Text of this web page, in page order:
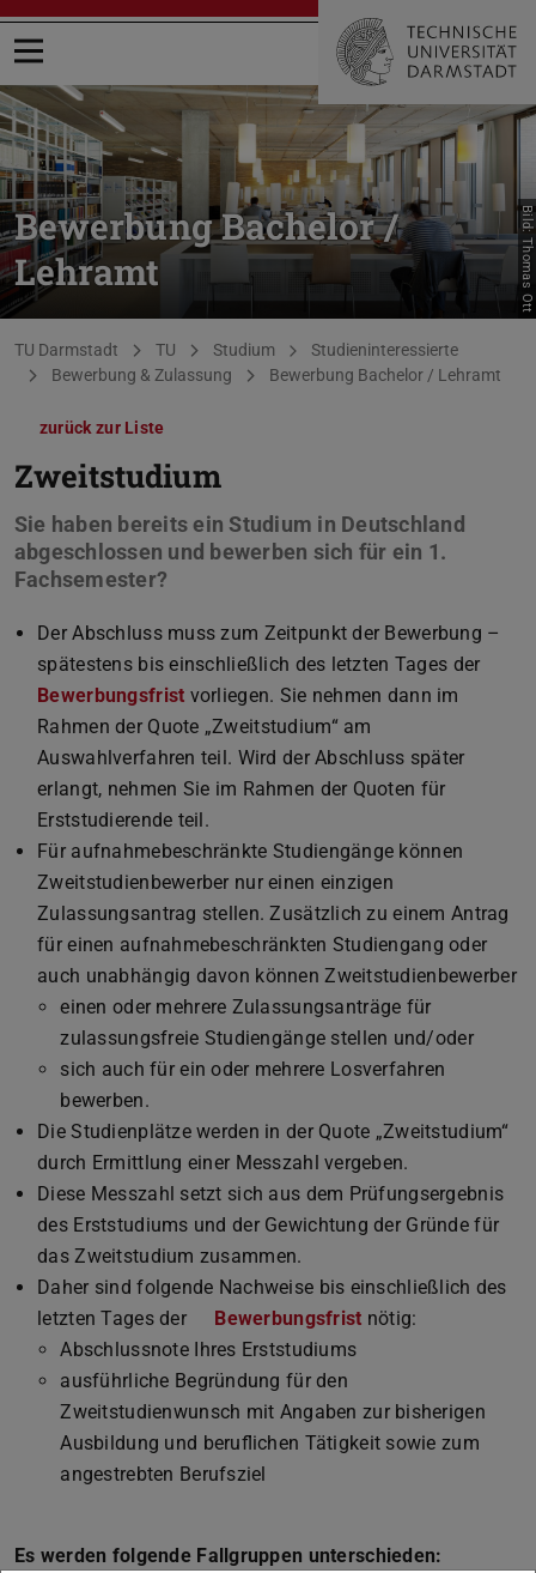
Menü öffnen
Bewerbung Bachelor /
Lehramt
Bild: Thomas Ott
Sie befinden sich hier:
TU Darmstadt TU Studium
Studieninteressierte
Bewerbung & Zulassung
Bewerbung Bachelor / Lehramt
zurück zur Liste
Zweitstudium
Sie haben bereits ein Studium in Deutschland
abgeschlossen und bewerben sich für ein 1.
Fachsemester?
Der Abschluss muss zum Zeitpunkt der Bewerbung –
spätestens bis einschließlich des letzten Tages der
Bewerbungsfrist vorliegen. Sie nehmen dann im
Rahmen der Quote „Zweitstudium“ am
Auswahlverfahren teil. Wird der Abschluss später
erlangt, nehmen Sie im Rahmen der Quoten für
Erststudierende teil.
Für aufnahmebeschränkte Studiengänge können
Zweitstudienbewerber nur einen einzigen
Zulassungsantrag stellen. Zusätzlich zu einem Antrag
für einen aufnahmebeschränkten Studiengang oder
auch unabhängig davon können Zweitstudienbewerber
einen oder mehrere Zulassungsanträge für
zulassungsfreie Studiengänge stellen und/oder
sich auch für ein oder mehrere Losverfahren
bewerben.
Die Studienplätze werden in der Quote „Zweitstudium“
durch Ermittlung einer Messzahl vergeben.
Diese Messzahl setzt sich aus dem Prüfungsergebnis
des Erststudiums und der Gewichtung der Gründe für
das Zweitstudium zusammen.
Daher sind folgende Nachweise bis einschließlich des
letzten Tages der
Bewerbungsfrist nötig:
Abschlussnote Ihres Erststudiums
ausführliche Begründung für den
Zweitstudienwunsch mit Angaben zur bisherigen
Ausbildung und beruflichen Tätigkeit sowie zum
angestrebten Berufsziel
Es werden folgende Fallgruppen unterschieden: